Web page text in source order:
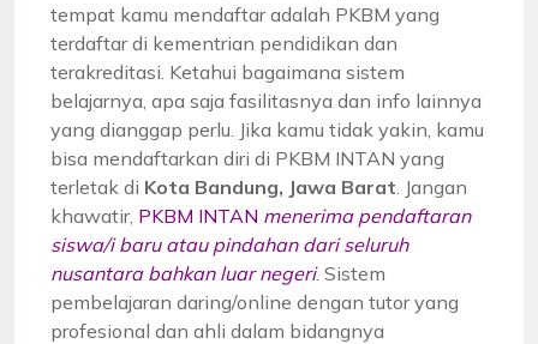
tempat kamu mendaftar adalah PKBM yang
terdaftar di kementrian pendidikan dan
terakreditasi. Ketahui bagaimana sistem
belajarnya, apa saja fasilitasnya dan info lainnya
yang dianggap perlu. Jika kamu tidak yakin, kamu
bisa mendaftarkan diri di PKBM INTAN yang
terletak di Kota Bandung, Jawa Barat . Jangan
khawatir, PKBM INTAN menerima pendaftaran
siswa/i baru atau pindahan dari seluruh
nusantara bahkan luar negeri. Sistem
pembelajaran daring/online dengan tutor yang
profesional dan ahli dalam bidangnya